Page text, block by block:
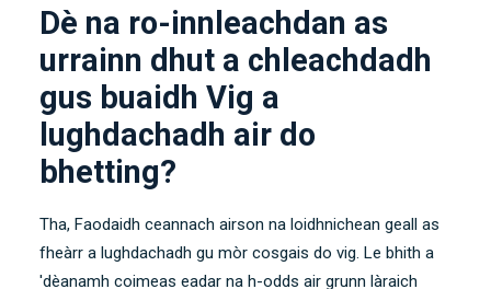
Dè na ro-innleachdan as
urrainn dhut a chleachdadh
gus buaidh Vig a
lughdachadh air do
bhetting?
Tha, Faodaidh ceannach airson na loidhnichean geall as
fheàrr a lughdachadh gu mòr cosgais do vig. Le bhith a
'dèanamh coimeas eadar na h-odds air grunn làraich